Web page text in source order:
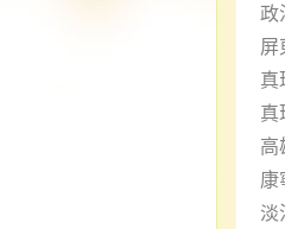
政
屏
真
真
高
康
淡